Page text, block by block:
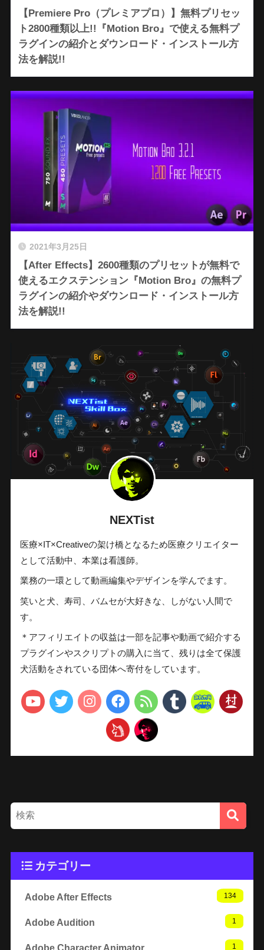
【Premiere Pro（プレミアプロ）】無料プリセッ
ト2800種類以上!!『Motion Bro』で使える無料プ
ラグインの紹介とダウンロード・インストール方
法を解説!!
2021年3月25日
【After Effects】2600種類のプリセットが無料で
使えるエクステンション『Motion Bro』の無料プ
ラグインの紹介やダウンロード・インストール方
法を解説!!
NEXTist
医療×IT×Creativeの架け橋となるため医療クリエイター
として活動中、本業は看護師。
業務の一環として動画編集やデザインを学んでます。
笑いと犬、寿司、バムセが大好きな、しがない人間で
す。
＊アフィリエイトの収益は一部を記事や動画で紹介する
プラグインやスクリプトの購入に当て、残りは全て保護
犬活動をされている団体へ寄付をしています。
カテゴリー
Adobe After Effects 134
Adobe Audition 1
Adobe Character Animator 1